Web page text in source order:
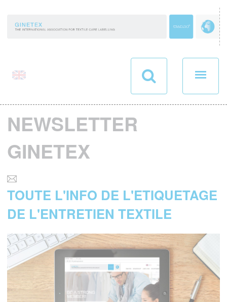
NEWSLETTER
GINETEX
TOUTE L'INFO DE L'ETIQUETAGE
DE L'ENTRETIEN TEXTILE